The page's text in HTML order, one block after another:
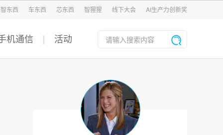
智东西 车东西 芯东西 智猩猩 线下大会 AI生产力创新奖
机通信 活动